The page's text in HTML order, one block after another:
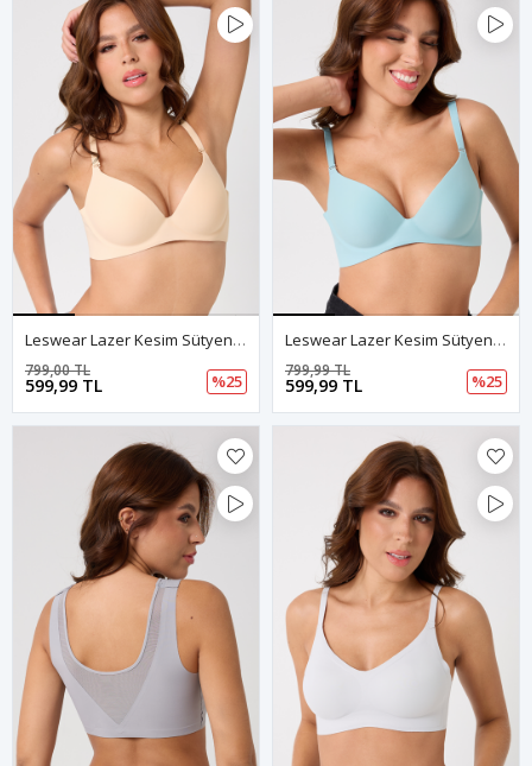
Leswear Lazer Kesim Sütyen – Ten Renk, İz Yapmayan - Dolgulu Sütyen - Askısı Çıkarılabilir
599,99 TL
799,00 TL
%25
Leswear Lazer Kesim Sütyen – Turkuaz Mavisi Renk, Dikişsiz - Dolgulu Sütyen - Askısı Çıkarılabilir
599,99 TL
799,99 TL
%25